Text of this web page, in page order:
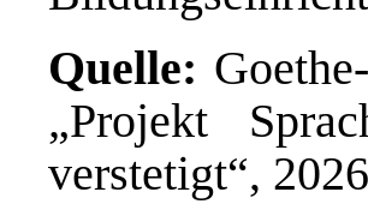
Quelle:
„Projekt
verstetigt“,